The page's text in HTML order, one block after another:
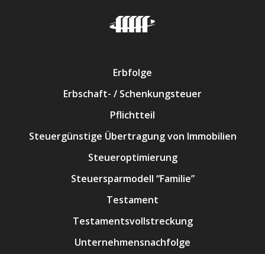
Erbfolge
Erbschaft- / Schenkungsteuer
Pflichtteil
Steuergünstige Übertragung von Immobilien
Steueroptimierung
Steuersparmodell “Familie”
Testament
Testamentsvollstreckung
Unternehmensnachfolge